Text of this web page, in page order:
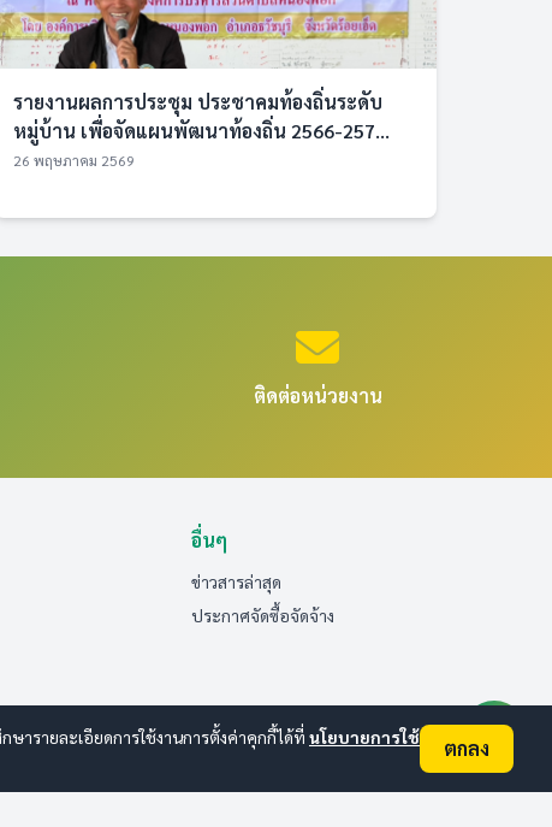
รายงานผลการประชุม ประชาคมท้องถิ่นระดับ
หมู่บ้าน เพื่อจัดแผนพัฒนาท้องถิ่น 2566-257...
26 พฤษภาคม 2569
ติดต่อหน่วยงาน
อื่นๆ
ข่าวสารล่าสุด
ประกาศจัดซื้อจัดจ้าง
ารายละเอียดการใช้งานการตั้งค่าคุกกี้ได้ที่ นโยบายการใช้
ตกลง